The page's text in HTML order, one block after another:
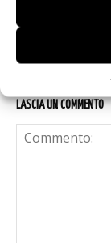
LASCIA UN COMMENTO